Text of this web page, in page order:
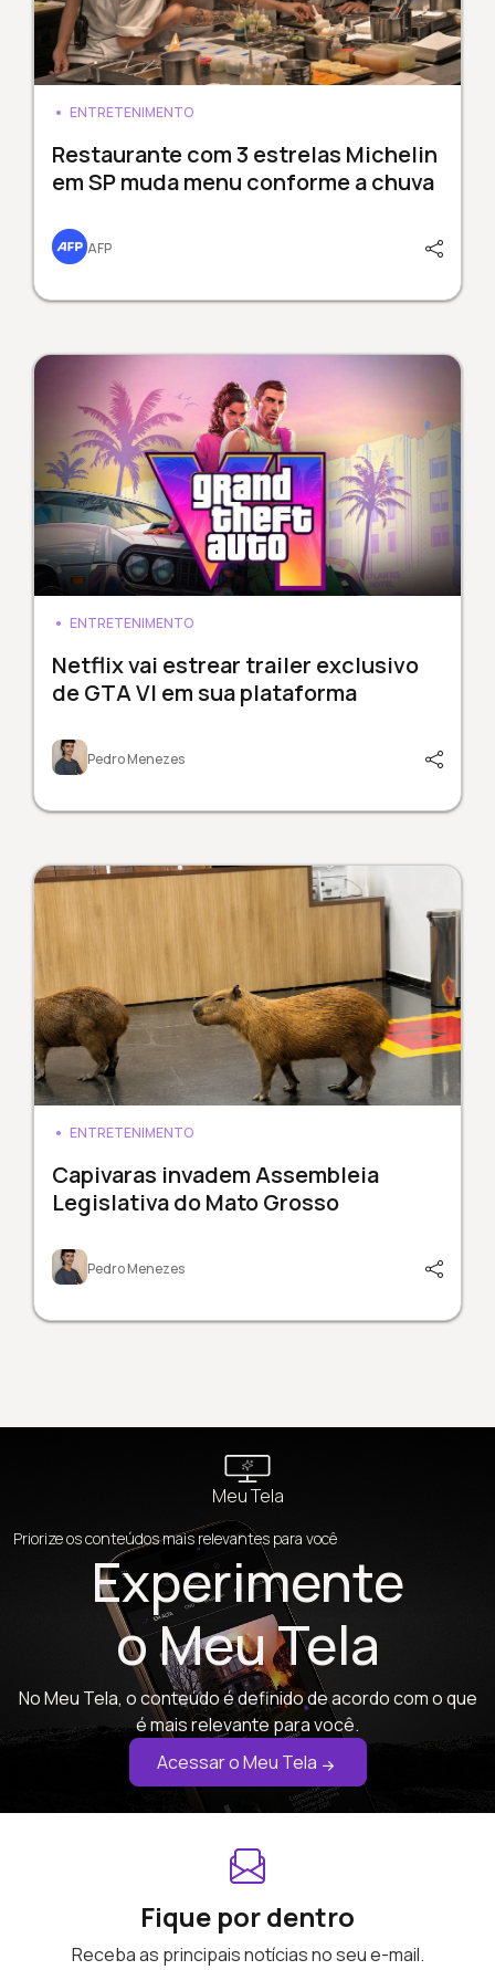
ENTRETENIMENTO
Restaurante com 3 estrelas Michelin
em SP muda menu conforme a chuva
AFP
ENTRETENIMENTO
Netflix vai estrear trailer exclusivo
de GTA VI em sua plataforma
Pedro Menezes
ENTRETENIMENTO
Capivaras invadem Assembleia
Legislativa do Mato Grosso
Pedro Menezes
Meu Tela
Priorize os conteúdos mais relevantes para você
Experimente
o Meu Tela
No Meu Tela, o conteúdo é definido de acordo com o que
é mais relevante para você.
Acessar o Meu Tela
Fique por dentro
Receba as principais notícias no seu e-mail.